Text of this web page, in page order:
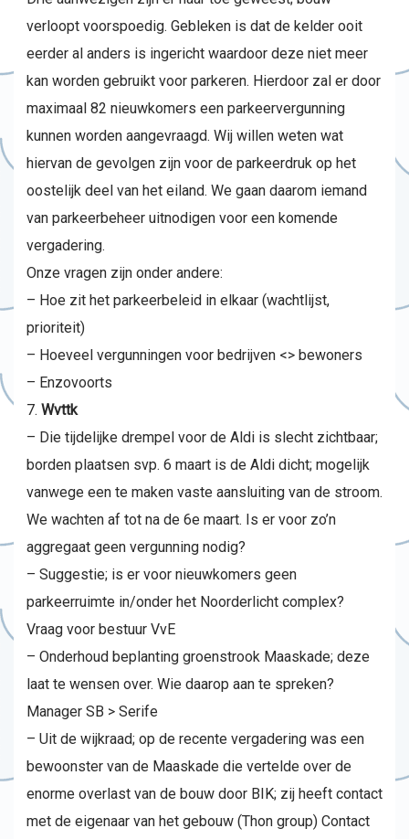
verloopt voorspoedig. Gebleken is dat de kelder ooit
eerder al anders is ingericht waardoor deze niet meer
kan worden gebruikt voor parkeren. Hierdoor zal er door
maximaal 82 nieuwkomers een parkeervergunning
kunnen worden aangevraagd. Wij willen weten wat
hiervan de gevolgen zijn voor de parkeerdruk op het
oostelijk deel van het eiland. We gaan daarom iemand
van parkeerbeheer uitnodigen voor een komende
vergadering.
Onze vragen zijn onder andere:
– Hoe zit het parkeerbeleid in elkaar (wachtlijst,
prioriteit)
– Hoeveel vergunningen voor bedrijven <> bewoners
– Enzovoorts
Wvttk
– Die tijdelijke drempel voor de Aldi is slecht zichtbaar;
borden plaatsen svp. 6 maart is de Aldi dicht; mogelijk
vanwege een te maken vaste aansluiting van de stroom.
We wachten af tot na de 6e maart. Is er voor zo’n
aggregaat geen vergunning nodig?
– Suggestie; is er voor nieuwkomers geen
parkeerruimte in/onder het Noorderlicht complex?
Vraag voor bestuur VvE
– Onderhoud beplanting groenstrook Maaskade; deze
laat te wensen over. Wie daarop aan te spreken?
Manager SB > Serife
– Uit de wijkraad; op de recente vergadering was een
bewoonster van de Maaskade die vertelde over de
enorme overlast van de bouw door BIK; zij heeft contact
met de eigenaar van het gebouw (Thon group) Contact